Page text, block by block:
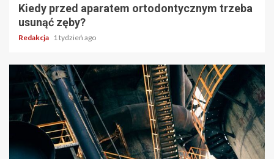
Kiedy przed aparatem ortodontycznym trzeba
usunąć zęby?
Redakcja 1 tydzień ago